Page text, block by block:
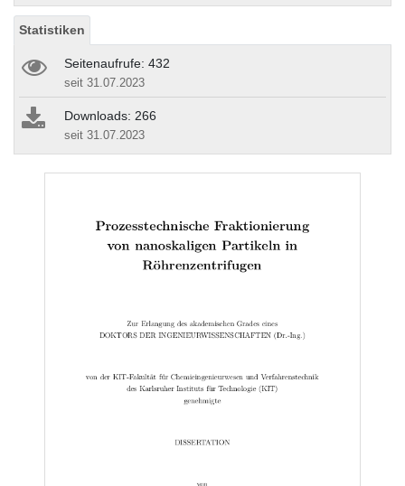
Statistiken
Seitenaufrufe: 432
seit 31.07.2023
Downloads: 266
seit 31.07.2023